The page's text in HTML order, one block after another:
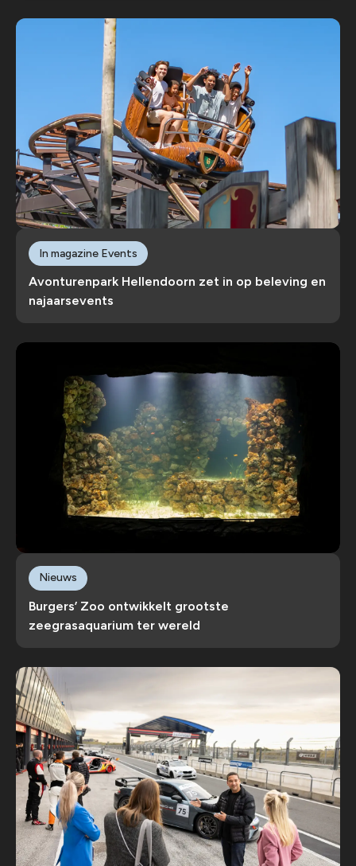
Avonturenpark Hellendoorn zet in op beleving en
najaarsevents
In magazine Events
Burgers’ Zoo ontwikkelt grootste
zeegrasaquarium ter wereld
Nieuws